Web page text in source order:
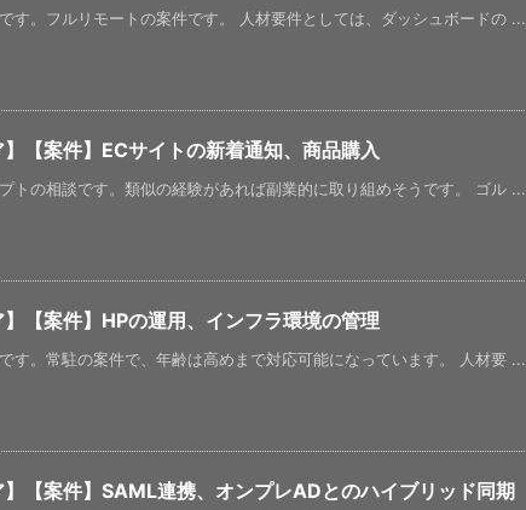
す。フルリモートの案件です。 人材要件としては、ダッシュボードの ...
】【案件】ECサイトの新着通知、商品購入
トの相談です。類似の経験があれば副業的に取り組めそうです。 ゴル ...
】【案件】HPの運用、インフラ環境の管理
す。常駐の案件で、年齢は高めまで対応可能になっています。 人材要 ...
】【案件】SAML連携、オンプレADとのハイブリッド同期